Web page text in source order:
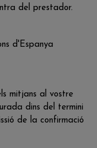
del prestador.
d'Espanya
mitjans al vostre
dins del termini
de la confirmació